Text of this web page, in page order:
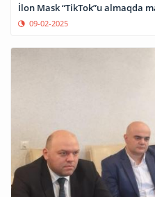
İlon Mask “TikTok”u almaqda
09-02-2025